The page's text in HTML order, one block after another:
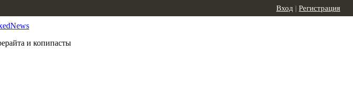
и копипасты
Вход | Регистрация